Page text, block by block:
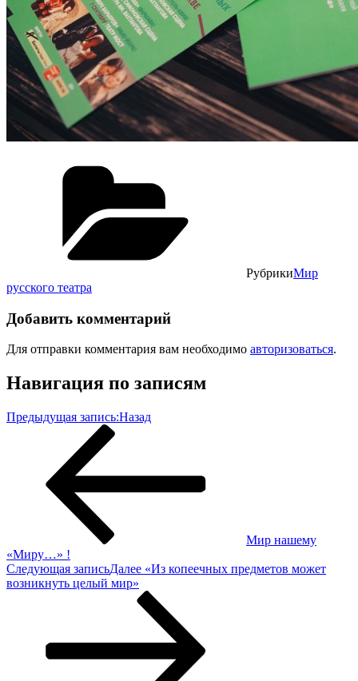
РубрикиМир
русского театра
Добавить комментарий
Для отправки комментария вам необходимо авторизоваться.
Навигация по записям
Предыдущая запись:Назад
Мир нашему
«Миру…» !
Следующая записьДалее «Из копеечных предметов может
возникнуть целый мир»